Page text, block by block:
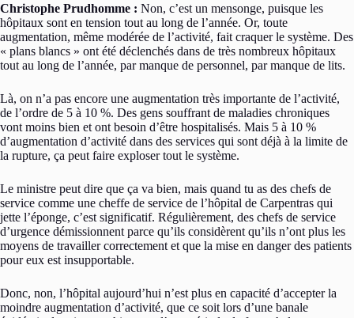
Christophe Prudhomme : Non, c’est un mensonge, puisque les
hôpitaux sont en tension tout au long de l’année. Or, toute
augmentation, même modérée de l’activité, fait craquer le système. Des
« plans blancs » ont été déclenchés dans de très nombreux hôpitaux
tout au long de l’année, par manque de personnel, par manque de lits.
Là, on n’a pas encore une augmentation très importante de l’activité,
de l’ordre de 5 à 10 %. Des gens souffrant de maladies chroniques
vont moins bien et ont besoin d’être hospitalisés. Mais 5 à 10 %
d’augmentation d’activité dans des services qui sont déjà à la limite de
la rupture, ça peut faire exploser tout le système.
Le ministre peut dire que ça va bien, mais quand tu as des chefs de
service comme une cheffe de service de l’hôpital de Carpentras qui
jette l’éponge, c’est significatif. Régulièrement, des chefs de service
d’urgence démissionnent parce qu’ils considèrent qu’ils n’ont plus les
moyens de travailler correctement et que la mise en danger des patients
pour eux est insupportable.
Donc, non, l’hôpital aujourd’hui n’est plus en capacité d’accepter la
moindre augmentation d’activité, que ce soit lors d’une banale